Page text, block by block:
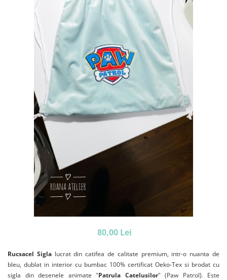
80,00 Lei
Rucsacel Sigla lucrat din catifea de calitate premium, intr-o nuanta de
bleu, dublat in interior cu bumbac 100% certificat Oeko-Tex si brodat cu
sigla din desenele animate "Patrula Catelusilor" (Paw Patrol). Este